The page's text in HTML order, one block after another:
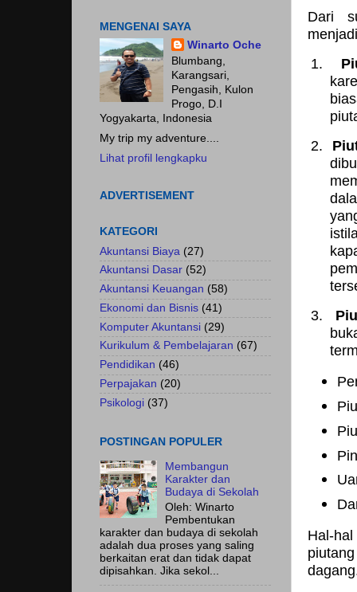
Dari
1.
2.
3.
Hal-
MENGENAI SAYA
Winarto Oche
Blumbang,
Karangsari,
Pengasih, Kulon
Progo, D.I
Yogyakarta, Indonesia
My trip my adventure....
Lihat profil lengkapku
ADVERTISEMENT
KATEGORI
Akuntansi Biaya (27)
Akuntansi Dasar (52)
Akuntansi Keuangan (58)
Ekonomi dan Bisnis (41)
Komputer Akuntansi (29)
Kurikulum & Pembelajaran (67)
Pendidikan (46)
Perpajakan (20)
Psikologi (37)
POSTINGAN POPULER
Membangun
Karakter dan
Budaya di Sekolah
Oleh: Winarto
Pembentukan
karakter dan budaya di sekolah
adalah dua proses yang saling
berkaitan erat dan tidak dapat
dipisahkan. Jika sekol...